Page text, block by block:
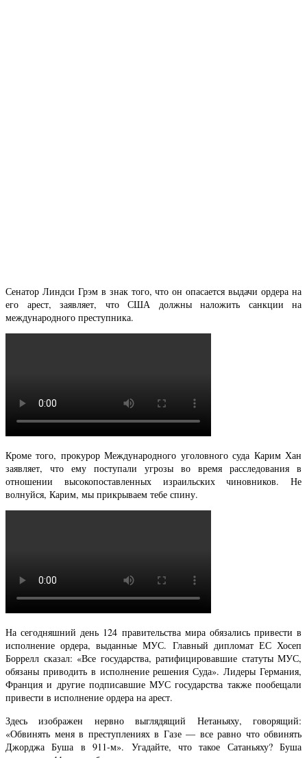
Сенатор Линдси Грэм в знак того, что он опасается выдачи ордера на
его арест, заявляет, что США должны наложить санкции на
международного преступника.
Кроме того, прокурор Международного уголовного суда Карим Хан
заявляет, что ему поступали угрозы во время расследования в
отношении высокопоставленных израильских чиновников. Не
волнуйся, Карим, мы прикрываем тебе спину.
На сегодняшний день 124 правительства мира обязались привести в
исполнение ордера, выданные МУС. Главный дипломат ЕС Хосеп
Боррелл сказал: «Все государства, ратифицировавшие статуты МУС,
обязаны приводить в исполнение решения Суда». Лидеры Германия,
Франция и другие подписавшие МУС государства также пообещали
привести в исполнение ордера на арест.
Здесь изображен нервно выглядящий Нетаньяху, говорящий:
«Обвинять меня в преступлениях в Газе — все равно что обвинять
Джорджа Буша в 911-м». Угадайте, что такое Сатаньяху? Буша